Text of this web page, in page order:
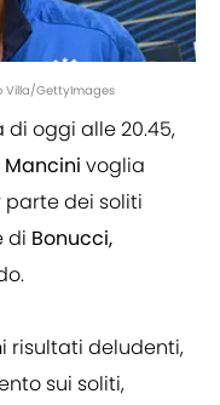
Villa/GettyImages
oggi alle 20.45,
Mancini voglia
dei soliti
di Bonucci,
risultati deludenti,
sui soliti,